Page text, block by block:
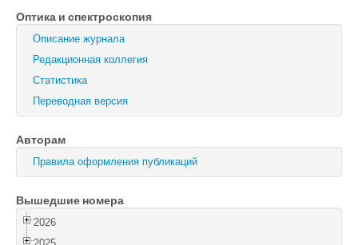
Журнал технической физики
Письма в Журнал технической физики
Физика твердого тела
Физика и техника полупроводников
Оптика и спектроскопия
Поиск
Войти
Оптика и спектроскопия
Описание журнала
Редакционная коллегия
Статистика
Переводная версия
Авторам
Правила оформления публикаций
Вышедшие номера
2026